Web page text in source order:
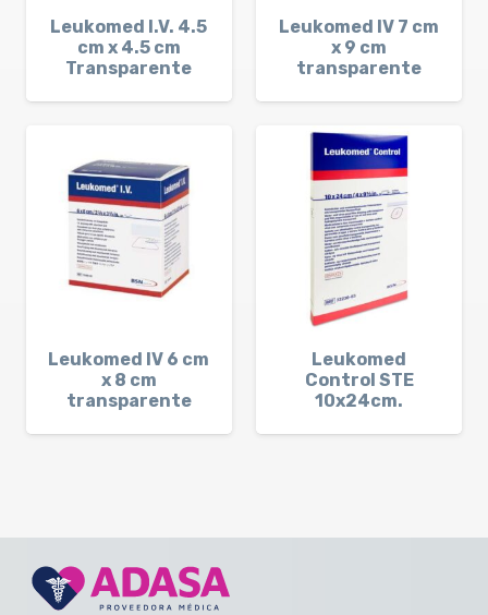
Leukomed I.V. 4.5
cm x 4.5 cm
Transparente
Leukomed IV 7 cm
x 9 cm
transparente
Leukomed IV 6 cm
x 8 cm
transparente
Leukomed
Control STE
10x24cm.